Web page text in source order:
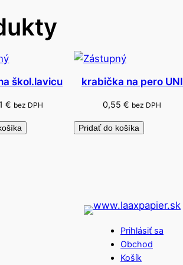
škol.lavicu
€ bez DPH
krabička na pero UNI
0,55€ bez DPH
Pridať do košíka
Prihlásiť sa
Obchod
Košík